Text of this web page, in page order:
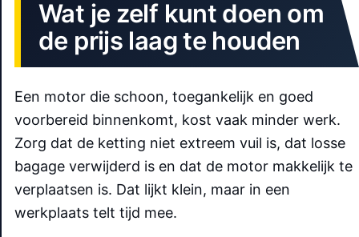
Wat je zelf kunt doen om
de prijs laag te houden
Een motor die schoon, toegankelijk en goed
voorbereid binnenkomt, kost vaak minder werk.
Zorg dat de ketting niet extreem vuil is, dat losse
bagage verwijderd is en dat de motor makkelijk te
verplaatsen is. Dat lijkt klein, maar in een
werkplaats telt tijd mee.